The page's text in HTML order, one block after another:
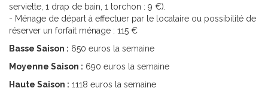
serviette, 1 drap de bain, 1 torchon : 9 €).
- Ménage de départ à effectuer par le locataire ou possibilité de
réserver un forfait ménage : 115 €
Basse Saison : 650 euros la semaine
Moyenne Saison : 690 euros la semaine
Haute Saison : 1118 euros la semaine